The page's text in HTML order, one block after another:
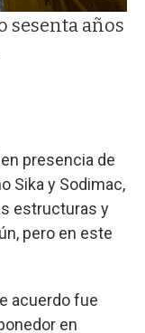
sesenta años
presencia de
Sika y Sodimac,
estructuras y
pero en este
acuerdo fue
en